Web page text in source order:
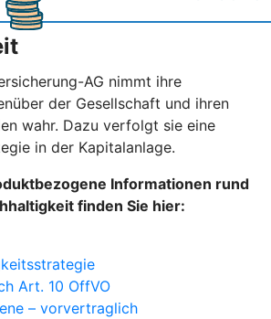
AG nimmt ihre
der Gesellschaft und ihren
wahr. Dazu verfolgt sie eine
in der Kapitalanlage.
Informationen rund
finden Sie hier:
Art. 10 OffVO
– vorvertraglich